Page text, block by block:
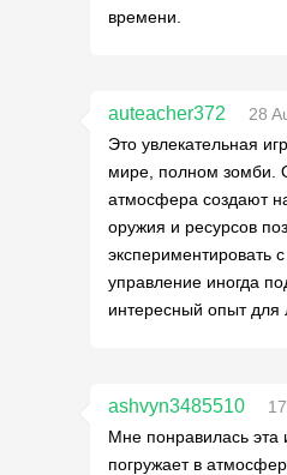
времени.
auteacher372
28
Это увлекательная
мире, полном зомби.
атмосфера создают
оружия и ресурсов
экспериментировать
управление иногда
интересный опыт
ashvyn3485510
Мне понравилась эта
погружает в